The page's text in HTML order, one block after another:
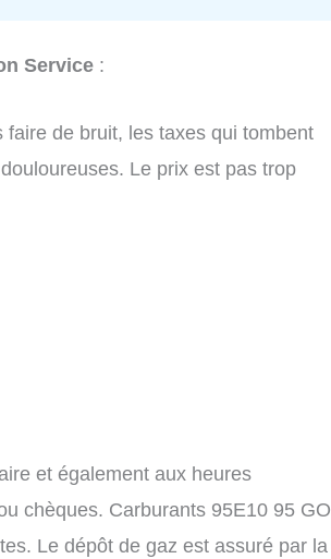
Service :
de bruit, les taxes qui tombent
Le prix est pas trop
et également aux heures
chèques. Carburants 95E10 95 GO
Le dépôt de gaz est assuré par la